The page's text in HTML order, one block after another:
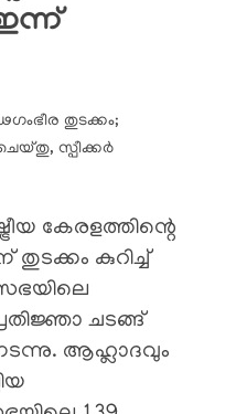
കേരളത്തിന്റെ
കുറിച്ച്
ചടങ്ങ്
ആഹ്ലാദവും